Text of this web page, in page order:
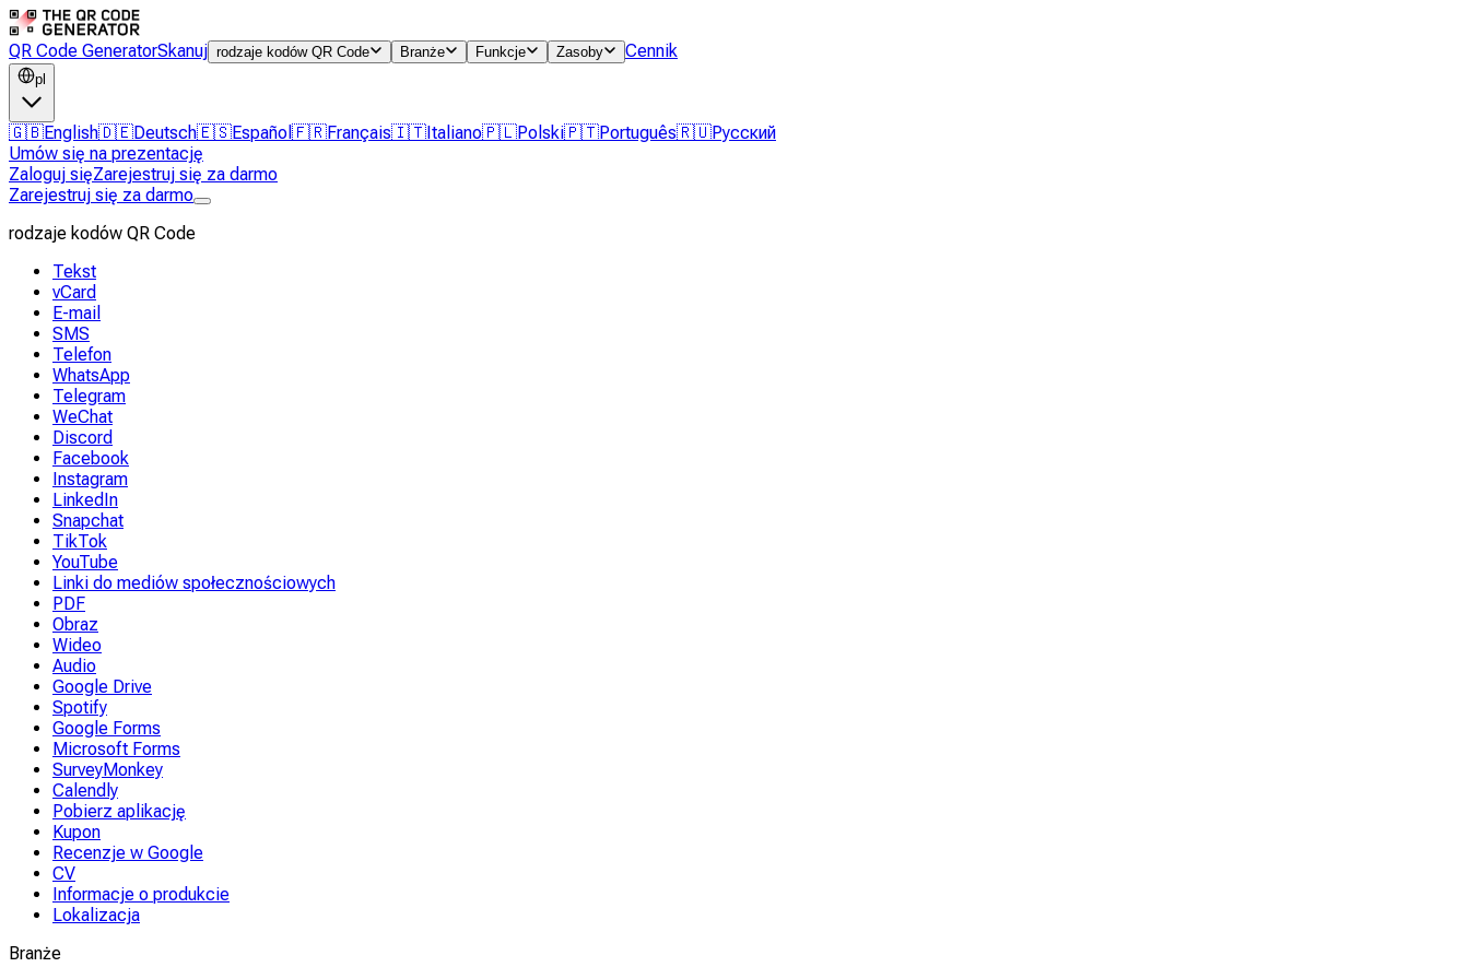
QR Code GeneratorSkanuj rodzaje kodów QR Code Branże Funkcje Zasoby Cennik
pl
🇬🇧English🇩🇪Deutsch🇪🇸Español 🇫🇷Français🇮🇹Italiano🇵🇱Polski🇵🇹Português🇷🇺Русский
Umów się na prezentację
Zaloguj sięZarejestruj się za darmo
Zarejestruj się za darmo
rodzaje kodów QR Code
Tekst
vCard
E-mail
SMS
Telefon
WhatsApp
Telegram
WeChat
Discord
Facebook
Instagram
LinkedIn
Snapchat
TikTok
YouTube
Linki do mediów społecznościowych
PDF
Obraz
Wideo
Audio
Google Drive
Spotify
Google Forms
Microsoft Forms
SurveyMonkey
Calendly
Pobierz aplikację
Kupon
Recenzje w Google
CV
Informacje o produkcie
Lokalizacja
Branże